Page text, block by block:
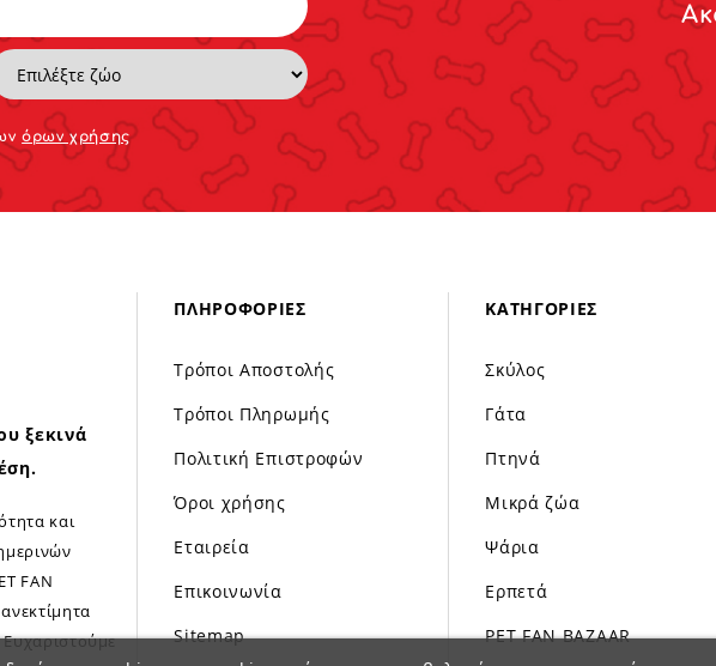
όρων χρήσης
ξεκινά
και
FAN
Ευχαριστούμε
ΠΛΗΡΟΦΟΡΊΕΣ
Τρόποι Αποστολής
Τρόποι Πληρωμής
Πολιτική Επιστροφών
Όροι χρήσης
Εταιρεία
Επικοινωνία
Sitemap
ΚΑΤΗΓΟΡΊΕΣ
Σκύλος
Γάτα
Πτηνά
Μικρά ζώα
Ψάρια
Ερπετά
PET FAN BAZAAR